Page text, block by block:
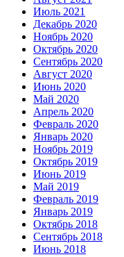
Июль 2021
Декабрь 2020
Ноябрь 2020
Октябрь 2020
Сентябрь 2020
Август 2020
Июнь 2020
Май 2020
Апрель 2020
Февраль 2020
Январь 2020
Ноябрь 2019
Октябрь 2019
Июнь 2019
Май 2019
Февраль 2019
Январь 2019
Октябрь 2018
Сентябрь 2018
Июнь 2018